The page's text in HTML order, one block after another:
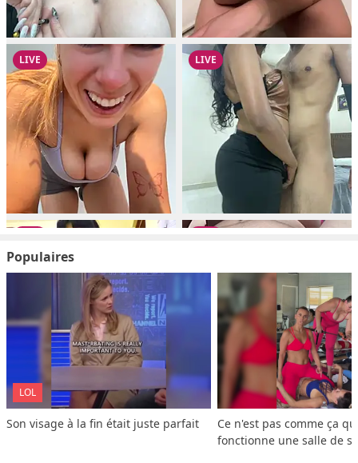
Populaires
LOL
Son visage à la fin était juste parfait
Ce n'est pas comme ça
fonctionne une salle de